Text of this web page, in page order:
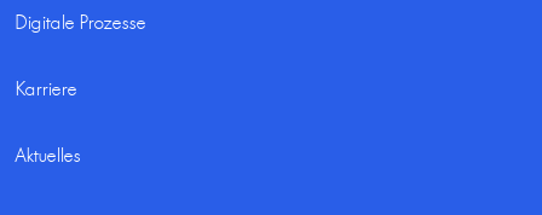
Digitale Prozesse
Karriere
Aktuelles